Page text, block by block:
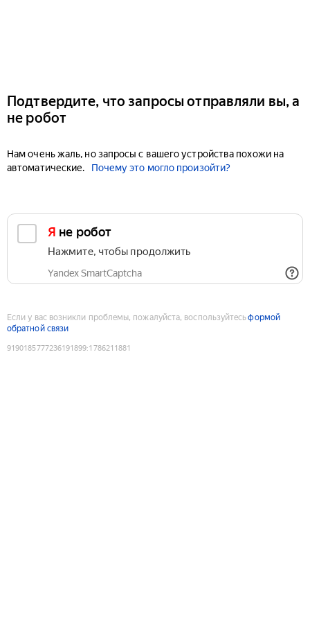
Подтвердите, что запросы отправляли вы, а
не робот
Нам очень жаль, но запросы с вашего устройства похожи на
автоматические.
Почему это могло произойти?
Я не робот
Нажмите, чтобы продолжить
Yandex SmartCaptcha
Если у вас возникли проблемы, пожалуйста, воспользуйтесьформой
обратной связи
9190185777236191899:1786211881